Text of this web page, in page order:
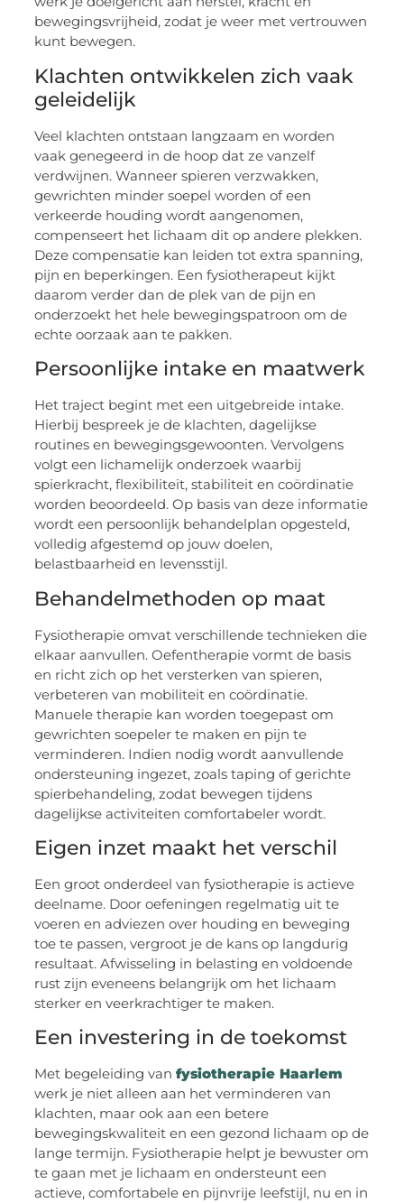
bewegingsvrijheid, zodat je weer met vertrouwen
kunt bewegen.
Klachten ontwikkelen zich vaak
geleidelijk
Veel klachten ontstaan langzaam en worden
vaak genegeerd in de hoop dat ze vanzelf
verdwijnen. Wanneer spieren verzwakken,
gewrichten minder soepel worden of een
verkeerde houding wordt aangenomen,
compenseert het lichaam dit op andere plekken.
Deze compensatie kan leiden tot extra spanning,
pijn en beperkingen. Een fysiotherapeut kijkt
daarom verder dan de plek van de pijn en
onderzoekt het hele bewegingspatroon om de
echte oorzaak aan te pakken.
Persoonlijke intake en maatwerk
Het traject begint met een uitgebreide intake.
Hierbij bespreek je de klachten, dagelijkse
routines en bewegingsgewoonten. Vervolgens
volgt een lichamelijk onderzoek waarbij
spierkracht, flexibiliteit, stabiliteit en coördinatie
worden beoordeeld. Op basis van deze informatie
wordt een persoonlijk behandelplan opgesteld,
volledig afgestemd op jouw doelen,
belastbaarheid en levensstijl.
Behandelmethoden op maat
Fysiotherapie omvat verschillende technieken die
elkaar aanvullen. Oefentherapie vormt de basis
en richt zich op het versterken van spieren,
verbeteren van mobiliteit en coördinatie.
Manuele therapie kan worden toegepast om
gewrichten soepeler te maken en pijn te
verminderen. Indien nodig wordt aanvullende
ondersteuning ingezet, zoals taping of gerichte
spierbehandeling, zodat bewegen tijdens
dagelijkse activiteiten comfortabeler wordt.
Eigen inzet maakt het verschil
Een groot onderdeel van fysiotherapie is actieve
deelname. Door oefeningen regelmatig uit te
voeren en adviezen over houding en beweging
toe te passen, vergroot je de kans op langdurig
resultaat. Afwisseling in belasting en voldoende
rust zijn eveneens belangrijk om het lichaam
sterker en veerkrachtiger te maken.
Een investering in de toekomst
Met begeleiding vanfysiotherapie Haarlem
werk je niet alleen aan het verminderen van
klachten, maar ook aan een betere
bewegingskwaliteit en een gezond lichaam op de
lange termijn. Fysiotherapie helpt je bewuster om
te gaan met je lichaam en ondersteunt een
actieve, comfortabele en pijnvrije leefstijl, nu en in